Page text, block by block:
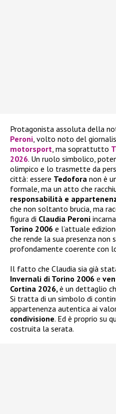
Protagonista assoluta della
Peroni , volto noto del
motorsport , ma soprattutto
2026. Un ruolo simbolico,
olimpico e lo trasmette da
città: essere Tedofora non è
formale, ma un atto che
responsabilità e
che non soltanto brucia, ma
figura di Claudia Peroni
Torino 2006 e l’attuale
che rende la sua presenza non
profondamente coerente con
Il fatto che Claudia sia già
Invernali di Torino 2006 e
Cortina 2026, è un dettaglio
Si tratta di un simbolo di
appartenenza autentica ai
condivisione. Ed è proprio su
costruita la serata.